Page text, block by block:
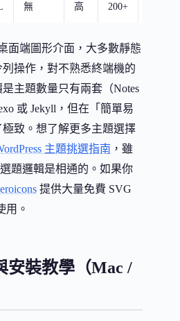
無 高 200+
面端圖形介面，大多數靜態
操作，對不熟悉終端機的
主題數量只有兩套（Notes
或 Jekyll，但在「簡單易
致。想了解更多主題選擇
主題挑選指南 ，雖
題邏輯是相通的。如果你
提供大量免費 SVG
用。
安裝教學（Mac /